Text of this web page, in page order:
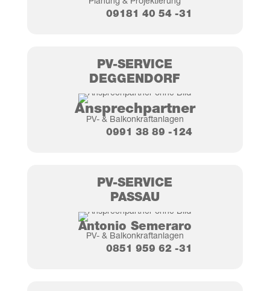
Pla­nung & Projektierung
09181 40 54 ‑31
PV-SER­VICE
DEG­GEN­DORF
Ansprech­part­ner
PV- & Balkonkraftanlagen
0991 38 89 ‑124
PV-SER­VICE
PAS­SAU
Anto­nio Semeraro
PV- & Balkonkraftanlagen
0851 959 62 ‑31